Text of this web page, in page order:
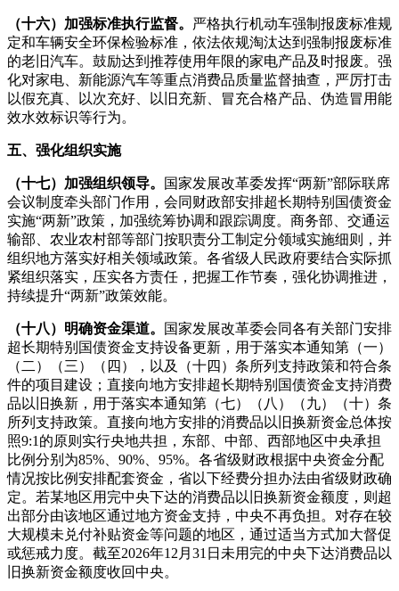
（十六）加强标准执行监督。 严格执行机动车强制报废标准规
定和车辆安全环保检验标准，依法依规淘汰达到强制报废标准
的老旧汽车。鼓励达到推荐使用年限的家电产品及时报废。强
化对家电、新能源汽车等重点消费品质量监督抽查，严厉打击
以假充真、以次充好、以旧充新、冒充合格产品、伪造冒用能
效水效标识等行为。
五、强化组织实施
（十七）加强组织领导。
国家发展改革委发挥“两新”部际联席
会议制度牵头部门作用，会同财政部安排超长期特别国债资金
实施“两新”政策，加强统筹协调和跟踪调度。商务部、交通运
输部、农业农村部等部门按职责分工制定分领域实施细则，并
组织地方落实好相关领域政策。各省级人民政府要结合实际抓
紧组织落实，压实各方责任，把握工作节奏，强化协调推进，
持续提升“两新”政策效能。
（十八）明确资金渠道。
国家发展改革委会同各有关部门安排
超长期特别国债资金支持设备更新，用于落实本通知第（一）
（二）（三）（四），以及（十四）条所列支持政策和符合条
件的项目建设；直接向地方安排超长期特别国债资金支持消费
品以旧换新，用于落实本通知第（七）（八）（九）（十）条
所列支持政策。直接向地方安排的消费品以旧换新资金总体按
照9:1的原则实行央地共担，东部、中部、西部地区中央承担
比例分别为85%、90%、95%。各省级财政根据中央资金分配
情况按比例安排配套资金，省以下经费分担办法由省级财政确
定。若某地区用完中央下达的消费品以旧换新资金额度，则超
出部分由该地区通过地方资金支持，中央不再负担。对存在较
大规模未兑付补贴资金等问题的地区，通过适当方式加大督促
或惩戒力度。截至2026年12月31日未用完的中央下达消费品以
旧换新资金额度收回中央。